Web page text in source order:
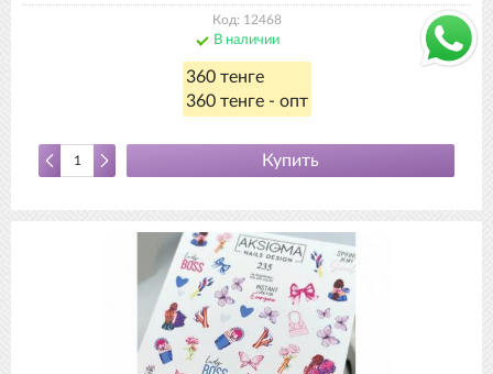
Код: 12468
В наличии
360 тенге
360 тенге - опт
Купить